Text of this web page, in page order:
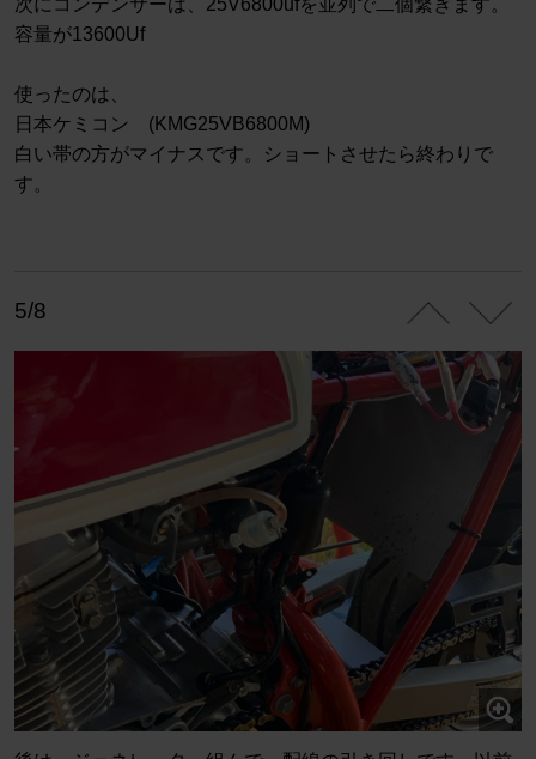
次にコンデンサーは、25V6800ufを並列で二個繋ぎます。
容量が13600Uf
使ったのは、
日本ケミコン (KMG25VB6800M)
白い帯の方がマイナスです。ショートさせたら終わりで
す。
5/8